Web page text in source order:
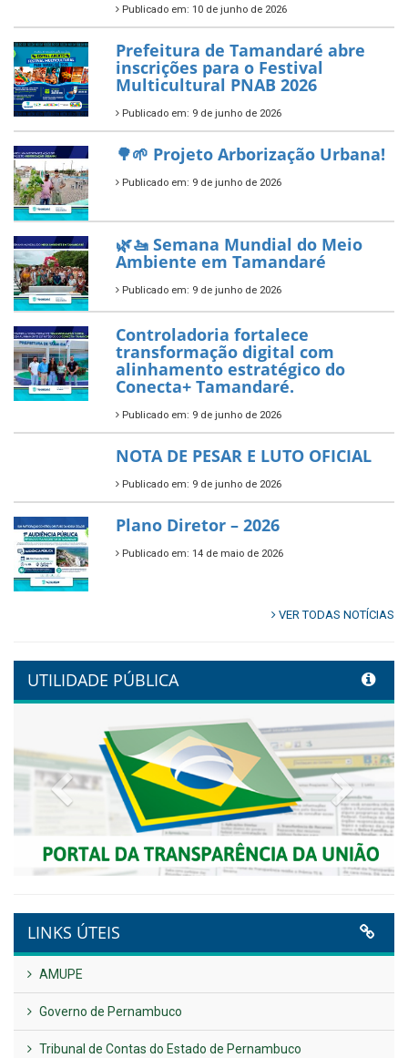
Publicado em: 10 de junho de 2026
Prefeitura de Tamandaré abre
inscrições para o Festival
Multicultural PNAB 2026
Publicado em: 9 de junho de 2026
🌳🌱 Projeto Arborização Urbana!
Publicado em: 9 de junho de 2026
🌿🚤 Semana Mundial do Meio
Ambiente em Tamandaré
Publicado em: 9 de junho de 2026
Controladoria fortalece
transformação digital com
alinhamento estratégico do
Conecta+ Tamandaré.
Publicado em: 9 de junho de 2026
NOTA DE PESAR E LUTO OFICIAL
Publicado em: 9 de junho de 2026
Plano Diretor – 2026
Publicado em: 14 de maio de 2026
VER TODAS NOTÍCIAS
UTILIDADE PÚBLICA
Previous Next
LINKS ÚTEIS
AMUPE
Governo de Pernambuco
Tribunal de Contas do Estado de Pernambuco